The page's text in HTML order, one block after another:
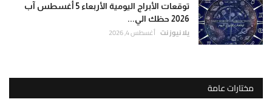
توقعات الأبراج اليومية الأربعاء 5 أغسطس آب
2026 حظك الي...
يلا نيوز نت أغسطس 4, 2026
مختارات عامة